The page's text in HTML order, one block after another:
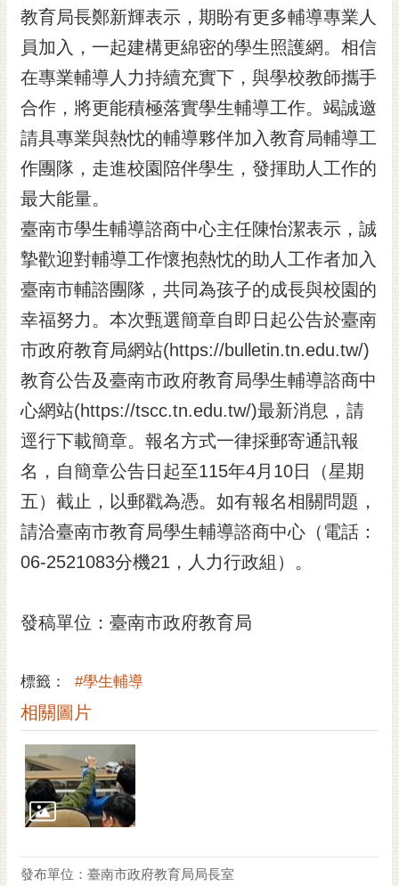
導
覽
訂
閱
RSS
訂
閱
電
子
報
市
民
信
箱
English
日
本
語
隱
私
權
及
安
全
策
資
料
開
宣
告
市
交
教育局長鄭新輝表示，期盼有更多輔導專業人
員加入，一起建構更綿密的學生照護網。相信
在專業輔導人力持續充實下，與學校教師攜手
合作，將更能積極落實學生輔導工作。竭誠邀
請具專業與熱忱的輔導夥伴加入教育局輔導工
作團隊，走進校園陪伴學生，發揮助人工作的
最大能量。
臺南市學生輔導諮商中心主任陳怡潔表示，誠
摯歡迎對輔導工作懷抱熱忱的助人工作者加入
臺南市輔諮團隊，共同為孩子的成長與校園的
幸福努力。本次甄選簡章自即日起公告於臺南
市政府教育局網站(https://bulletin.tn.edu.tw/)
教育公告及臺南市政府教育局學生輔導諮商中
心網站(https://tscc.tn.edu.tw/)最新消息，請
逕行下載簡章。報名方式一律採郵寄通訊報
名，自簡章公告日起至115年4月10日（星期
五）截止，以郵戳為憑。如有報名相關問題，
請洽臺南市教育局學生輔導諮商中心（電話：
06-2521083分機21，人力行政組）。
發稿單位：臺南市政府教育局
標籤： #學生輔導
相關圖片
發布單位：臺南市政府教育局局長室